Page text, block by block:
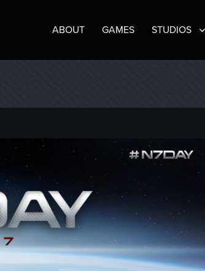
ABOUT GAMES STUDIOS